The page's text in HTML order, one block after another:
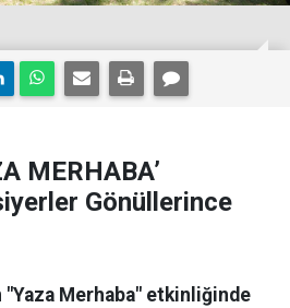
MERHABA’
Gönüllerince
Merhaba" etkinliğinde